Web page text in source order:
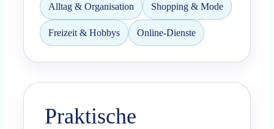
Alltag & Organisation Shopping & Mode
Freizeit & Hobbys Online-Dienste
Praktische